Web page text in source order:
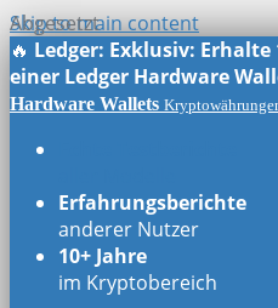
Skip to main content
🔥 Ledger: Exklusiv:
einer Ledger Hardware
Hardware Wallets
Erfahrungsberichte
anderer Nutzer
10+ Jahre
im Kryptobereich
Abgesetzt